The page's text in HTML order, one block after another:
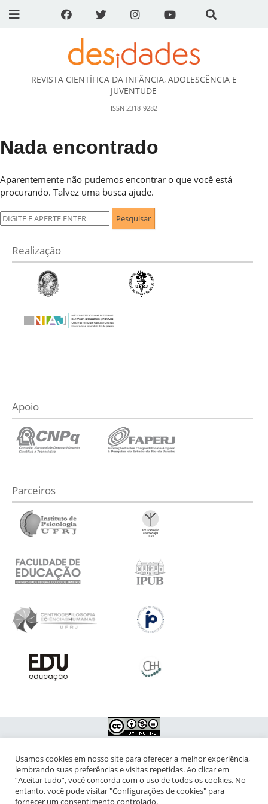
DESidades
REVISTA CIENTÍFICA DA INFÂNCIA, ADOLESCÊNCIA E
JUVENTUDE
ISSN 2318-9282
Nada encontrado
Aparentemente não pudemos encontrar o que você está
procurando. Talvez uma busca ajude.
Pesquisar
por:
Realização
Apoio
Parceiros
NIPIAC – Núcleo Interdisciplinar de Pesquisa para a Infância e
Adolescência Contemporâneas
Universidade Federal do Rio de Janeiro - Campus da Praia Vermelha
Usamos cookies em nosso site para oferecer a melhor experiência,
lembrando suas preferências e visitas repetidas. Ao clicar em
“Aceitar tudo”, você concorda com o uso de todos os cookies. No
entanto, você pode visitar "Configurações de cookies" para
fornecer um consentimento controlado.